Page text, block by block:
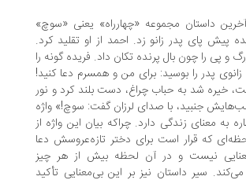
مجموعه «چهارراه» یعنی «سوچ»
پدر زانو زد. احمد از او تقلید کرد.
چون بال پرنده تکان داد. فریده گونه را
را بوسید: برای من و همسرم دعا کنید!
شد به حباب چراغ، دست بلند کرد و نور
جنبید، با صدای لرزان گفت: سوچ!» واژه
زندگی دارد. چراکه بیان این واژه از
قرار است برای دختر تازه‌عروسش دعا
نیست و در آن لحظه بیش از هر چیز
داستان نیز بر این بی‌معنایی تأکید